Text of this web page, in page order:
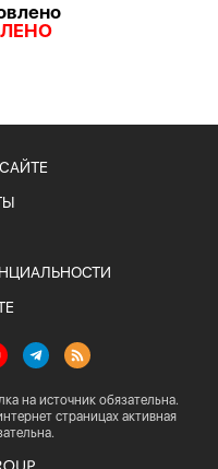
на источник обязательна.
страницах активная